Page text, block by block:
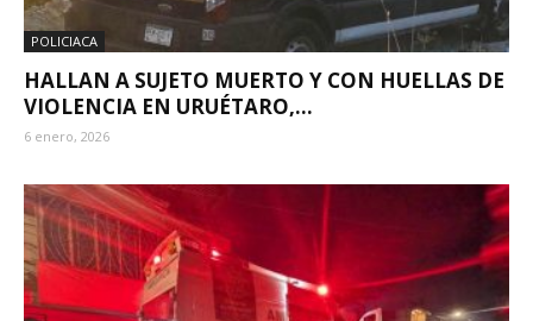
POLICIACA
HALLAN A SUJETO MUERTO Y CON HUELLAS DE
VIOLENCIA EN URUÉTARO,...
6 enero, 2026